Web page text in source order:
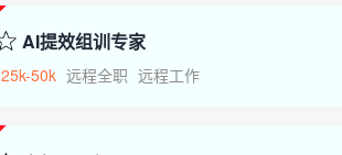
AI提效组训专家
25k-50k 远程全职 远程工作